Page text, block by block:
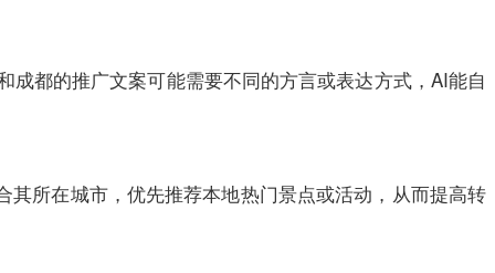
都的推广文案可能需要不同的方言或表达方式，AI能自
所在城市，优先推荐本地热门景点或活动，从而提高转